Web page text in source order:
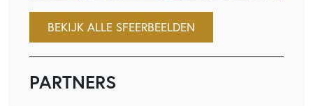
BEKIJK ALLE SFEERBEELDEN
PARTNERS